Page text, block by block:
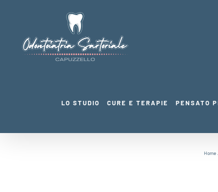
contenuto
LO STUDIO CURE E TERAPIE PENSATO
Home